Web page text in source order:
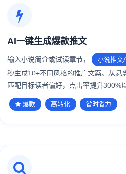
AI一键生成爆款推文
输入小说简介或试读章节， 小说推文
秒生成10+不同风格的推广文案。从悬
匹配目标读者偏好，点击率提升300%以
爆款 高转化 省时省力